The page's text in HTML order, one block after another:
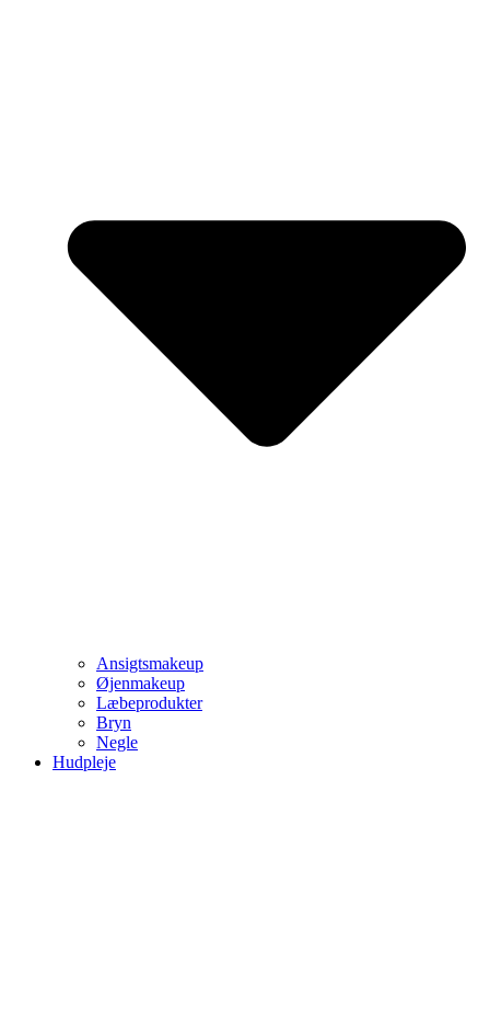
Ansigtsmakeup
Øjenmakeup
Læbeprodukter
Bryn
Negle
Hudpleje